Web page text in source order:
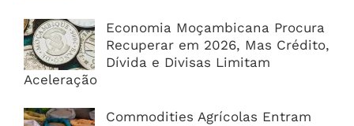
Economia Moçambicana Procura
Recuperar em 2026, Mas Crédito,
Dívida e Divisas Limitam
Aceleração
Commodities Agrícolas Entram